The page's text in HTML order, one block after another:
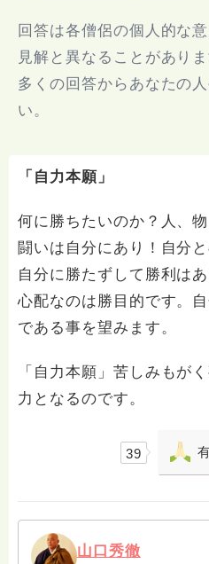
回答は各僧侶の個人的な
見解と異なることがありま
多くの回答からあなたの
い。
「自力本願」
何に勝ちたいのか？人、
闘いは自分にあり！自分
自分に勝たずして勝利はあ
心配なのは勝目的です。
である事を望みます。
「自力本願」苦しみもが
力となるのです。
39
山口秀徹